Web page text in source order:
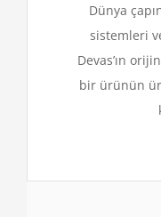
Dünya
sistemleri
Devas’ın
bir ürünün